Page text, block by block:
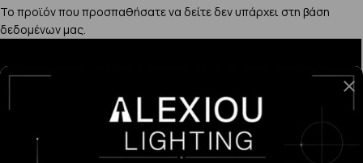
Το προϊόν που προσπαθήσατε να δείτε δεν υπάρχει στη βάση
δεδομένων μας.